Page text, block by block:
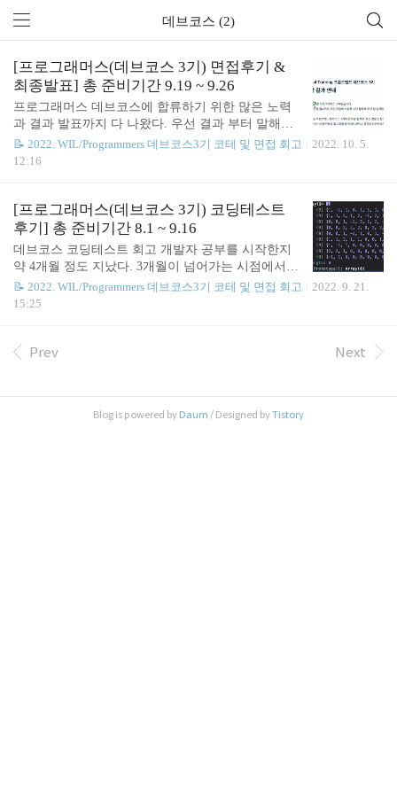
데브코스 (2)
[프로그래머스(데브코스 3기) 면접후기 &
최종발표] 총 준비기간 9.19 ~ 9.26
프로그래머스 데브코스에 합류하기 위한 많은 노력
과 결과 발표까지 다 나왔다. 우선 결과 부터 말해보
자면!!!!!!!! 합격이다!!!!!!!!🎉🎉🎉🎉🎉🎉🎉🎉🎉🎉🎉
🎉🎉🎉🎉🎉🎉🎉🎉🎉🎉🎉🎉🎉🎉🎉🎉🎉 합격자 발표
같다!!ㅎㅎ 자랑은 이정도로 하고 면접 준비과정과
후기에 대해서 남겨보려고 한다. 우선 면접 준비를
하기에 앞서 앞선 기수들의 후기들을 많이 찾아보았
다. 분위기는 어땠는지, 어떤 질문들이 중심으로 나
오는지 등을 중점적으로 확인했다. 면접 분위기는 굉
장히 부드러운 분위기에서 이뤄졌다. 면접관님께서
분위기를 부드럽게 가져가기 위해 많은 노력을 해주
것 같다는 생각이..
📝 2022. WIL/Programmers 데브코스3기 코테 및 면접 회고
2022. 10. 5.
12:16
[프로그래머스(데브코스 3기) 코딩테스트
후기] 총 준비기간 8.1 ~ 9.16
데브코스 코딩테스트 회고 개발자 공부를 시작한지
약 4개월 정도 지났다. 3개월이 넘어가는 시점에서는
부트캠프에 참여하는 방향이 좋을것이라고 생각되어
부트캠프를 알아 보았고, 그 중 프로그래머스의 데브
가 가서 배울 부분이 정말 많을것이라고 생각이 들었
다. 그래서 코딩테스트 준비를 하기 위해서 처음 시
📝 2022. WIL/Programmers 데브코스3기 코테 및 면접 회고
2022. 9. 21.
15:25
Prev Next
Blog is powered by Daum / Designed byTistory